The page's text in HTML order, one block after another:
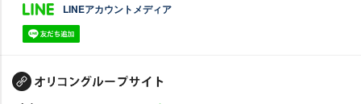
LINEアカウントメディア